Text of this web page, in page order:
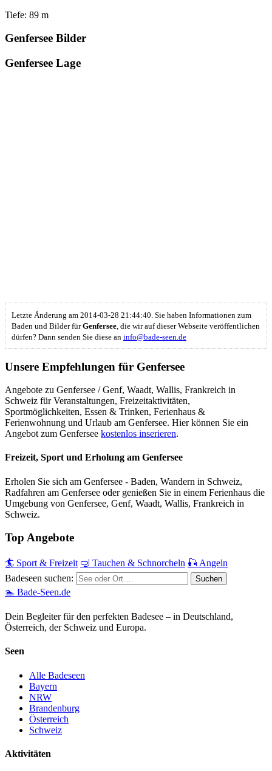
Tiefe: 89 m
Genfersee Bilder
Genfersee Lage
Letzte Änderung am 2014-03-28 21:44:40. Sie haben Informationen zum
Baden und Bilder fürGenfersee , die wir auf dieser Webseite veröffentlichen
dürfen? Dann senden Sie diese an info@bade-seen.de
Unsere Empfehlungen für Genfersee
Angebote zu Genfersee / Genf, Waadt, Wallis, Frankreich in
Schweiz für Veranstaltungen, Freizeitaktivitäten,
Sportmöglichkeiten, Essen & Trinken, Ferienhaus &
Ferienwohnung und Urlaub am Genfersee. Hier können Sie ein
Angebot zum Genfersee kostenlos inserieren.
Freizeit, Sport und Erholung am Genfersee
Erholen Sie sich am Genfersee - Baden, Wandern in Schweiz,
Radfahren am Genfersee oder genießen Sie in einem Ferienhaus die
Umgebung von Genfersee, Genf, Waadt, Wallis, Frankreich in
Schweiz.
Top Angebote
🏄 Sport & Freizeit 🤿 Tauchen & Schnorcheln 🎣 Angeln
Badeseen suchen:
🏊 Bade-Seen.de
Dein Begleiter für den perfekten Badesee – in Deutschland,
Österreich, der Schweiz und Europa.
Seen
Alle Badeseen
Bayern
NRW
Brandenburg
Österreich
Schweiz
Aktivitäten